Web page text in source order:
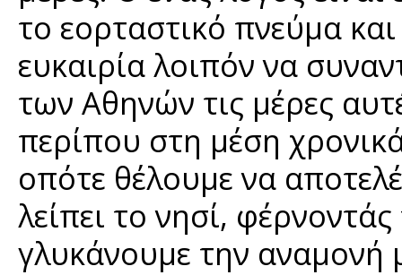
το εορταστικό πνεύμα
ευκαιρία λοιπόν να
των Αθηνών τις μέρες
περίπου στη μέση
οπότε θέλουμε να
λείπει το νησί,
γλυκάνουμε την αναμονή